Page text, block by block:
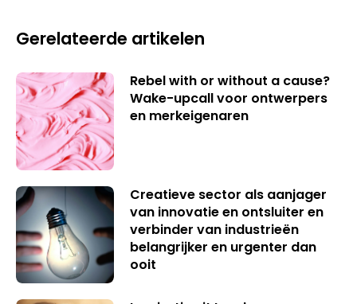
Gerelateerde artikelen
Rebel with or without a cause?
Wake-upcall voor ontwerpers
en merkeigenaren
Creatieve sector als aanjager
van innovatie en ontsluiter en
verbinder van industrieën
belangrijker en urgenter dan
ooit